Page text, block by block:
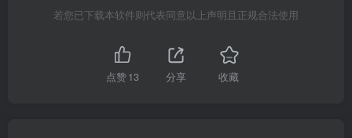
若您已下载本软件则代表同意以上声明且正规合法使用
点赞13 分享 收藏